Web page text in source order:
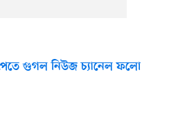
গুগল নিউজ চ্যানেল ফলো